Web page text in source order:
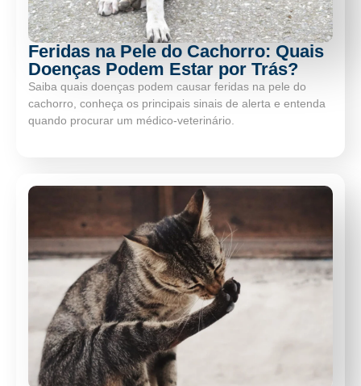
Feridas na Pele do Cachorro: Quais
Doenças Podem Estar por Trás?
Saiba quais doenças podem causar feridas na pele do
cachorro, conheça os principais sinais de alerta e entenda
quando procurar um médico-veterinário.